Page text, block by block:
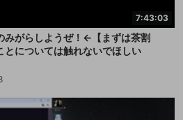
7:43:03
みがらしようぜ！←【まずは茶割
とについては触れないでほしい